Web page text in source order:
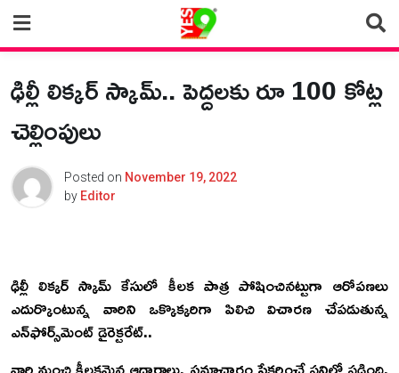
content
ఢిల్లీ లిక్కర్ స్కామ్.. పెద్దలకు రూ 100 కోట్ల
చెల్లింపులు
Posted on November 19, 2022
by Editor
ఢిల్లీ లిక్కర్ స్కామ్ కేసులో కీలక పాత్ర పోషించినట్టుగా ఆరోపణలు
ఎదుర్కొంటున్న వారిని ఒక్కొక్కరిగా పిలిచి విచారణ చేపడుతున్న
ఎన్‌ఫోర్స్‌మెంట్ డైరెక్టరేట్..